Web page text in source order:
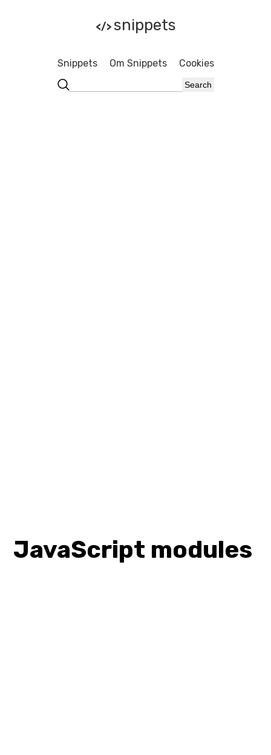
</> snippets
Snippets Om Snippets Cookies
JavaScript modules